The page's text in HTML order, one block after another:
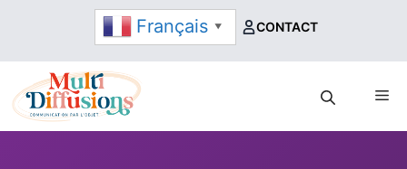
Français ▼ CONTACT